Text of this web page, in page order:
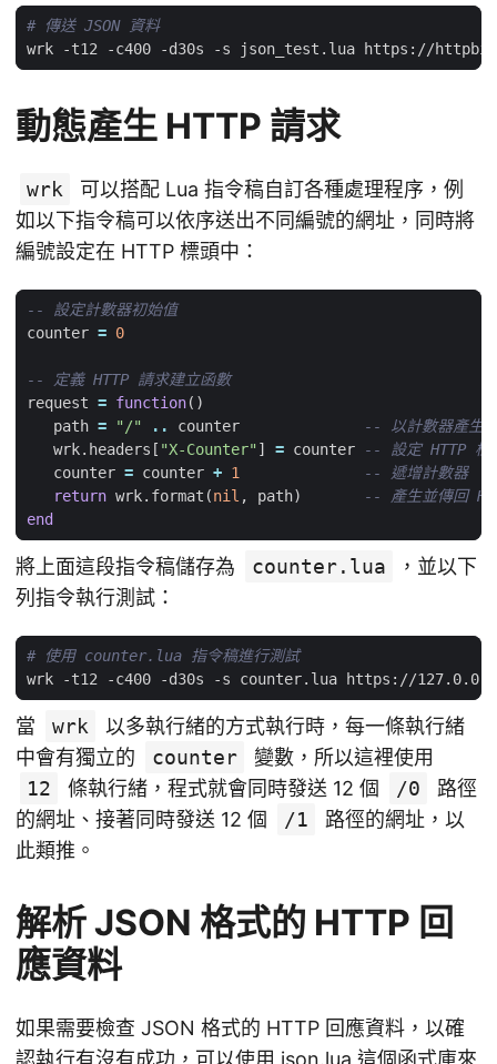
# 傳送 JSON 資料
動態產生 HTTP 請求
wrk
可以搭配 Lua 指令稿自訂各種處理程序，例
如以下指令稿可以依序送出不同編號的網址，同時將
編號設定在 HTTP 標頭中：
-- 設定計數器初始值
counter = 0
-- 定義 HTTP 請求建立函數
request = function()
path = "/" .. counter
-- 以計數器產生
wrk.headers [ "X-Counter"] = counter
-- 設定 HTTP 標
counter = counter + 1
-- 遞增計數器
return wrk.format (nil , path)
-- 產生並傳回
end
將上面這段指令稿儲存為 counter.lua
，並以下
列指令執行測試：
# 使用 counter.lua 指令稿進行測試
當 wrk
以多執行緒的方式執行時，每一條執行緒
中會有獨立的
counter
變數，所以這裡使用
12
條執行緒，程式就會同時發送 12 個 /0
路徑
的網址、接著同時發送 12 個
/1
路徑的網址，以
此類推。
解析 JSON 格式的 HTTP 回
應資料
如果需要檢查 JSON 格式的 HTTP 回應資料，以確